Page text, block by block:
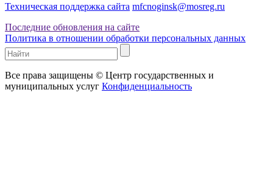
Техническая поддержка сайта mfcnoginsk@mosreg.ru
Последние обновления на сайте
Политика в отношении обработки персональных данных
Все права защищены © Центр государственных и
муниципальных услуг Конфиденциальность